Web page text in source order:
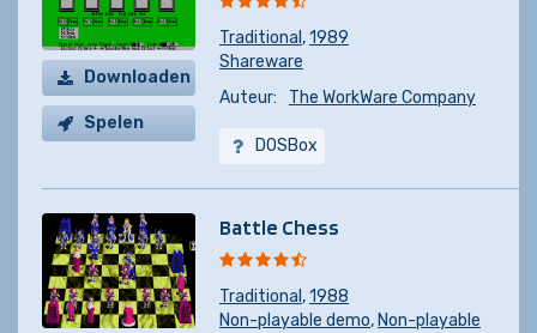
Downloaden
Spelen
Traditional ,1989
Shareware
Auteur:
The WorkWare Company
DOSBox
Battle Chess
Traditional ,1988
Non-playable demo, Non-playable